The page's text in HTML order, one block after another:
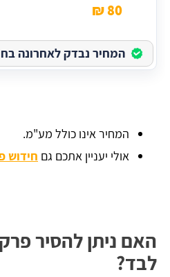
80 ₪
המחיר נבדק לאחרונה
המחיר אינו כולל מע"מ.
אולי יעניין אתכם גם חידוש
האם ניתן להסיר
לבד?